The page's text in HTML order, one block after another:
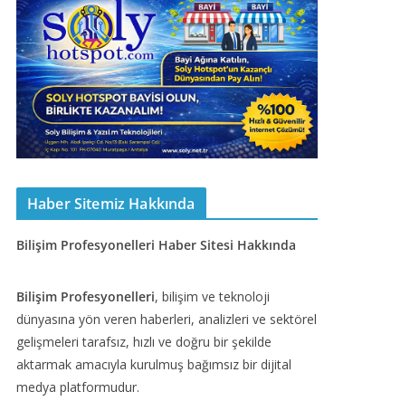
Haber Sitemiz Hakkında
Bilişim Profesyonelleri Haber Sitesi Hakkında
Bilişim Profesyonelleri, bilişim ve teknoloji
dünyasına yön veren haberleri, analizleri ve sektörel
gelişmeleri tarafsız, hızlı ve doğru bir şekilde
aktarmak amacıyla kurulmuş bağımsız bir dijital
medya platformudur.